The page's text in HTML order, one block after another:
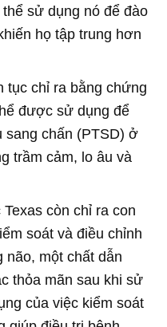
sử dụng nó để đào
họ tập trung hơn
tục chỉ ra bằng chứng
được sử dụng để
sang chấn (PTSD) ở
trầm cảm, lo âu và
còn chỉ ra con
soát và điều chỉnh
não, một chất dẫn
thỏa mãn sau khi sử
của việc kiểm soát